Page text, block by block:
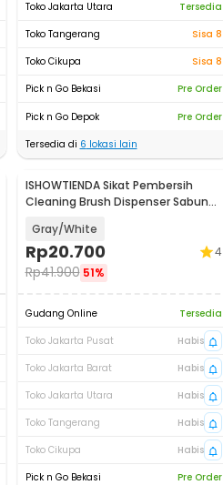
Toko Jakarta Utara
Tersedia
Toko Tangerang
Sisa 8
Toko Cikupa
Sisa 8
Pick n Go Bekasi
Pre Order
Pick n Go Depok
Pre Order
Tersedia di 6 lokasi lain
ISHOWTIENDA Sikat Pembersih
Cleaning Brush Dispenser Sabun
Gray/White
Rp20.700
Rp41.900 51%
4
Gudang Online
Tersedia
Toko Jakarta Pusat
Habis
Toko Jakarta Barat
Habis
Toko Jakarta Utara
Habis
Toko Tangerang
Habis
Toko Cikupa
Habis
Pick n Go Bekasi
Pre Order